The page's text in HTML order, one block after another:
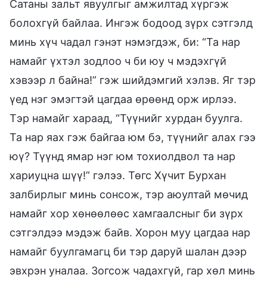
Сатаны зальт явуулгыг амжилтад хүргэж
болохгүй байлаа. Ингэж бодоод зүрх сэтгэлд
минь хүч чадал гэнэт нэмэгдэж, би: “Та нар
намайг үхтэл зодлоо ч би юу ч мэдэхгүй
хэвээр л байна!” гэж шийдэмгий хэлэв. Яг тэр
үед нэг эмэгтэй цагдаа өрөөнд орж ирлээ.
Тэр намайг хараад, “Түүнийг хурдан буулга.
Та нар яах гэж байгаа юм бэ, түүнийг алах гээ
юү? Түүнд ямар нэг юм тохиолдвол та нар
хариуцна шүү!” гэлээ. Төгс Хүчит Бурхан
залбирлыг минь сонсож, тэр аюултай мөчид
намайг хор хөнөөлөөс хамгаалсныг би зүрх
сэтгэлдээ мэдэж байв. Хорон муу цагдаа нар
намайг буулгамагц би тэр даруй шалан дээр
эвхрэн уналаа. Зогсож чадахгүй, гар хөл минь